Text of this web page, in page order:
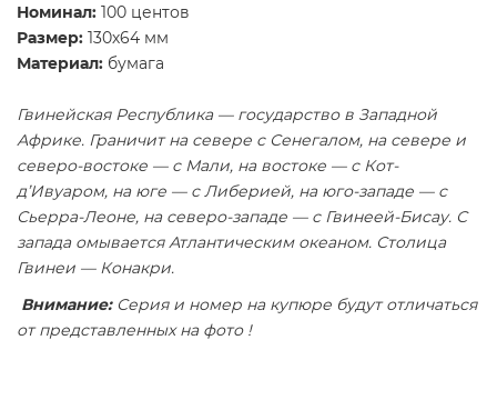
Номинал: 100 центов
Размер: 130х64 мм
Материал: бумага
Гвинейская Республика — государство в Западной
Африке. Граничит на севере с Сенегалом, на севере и
северо-востоке — с Мали, на востоке — с Кот-
д’Ивуаром, на юге — с Либерией, на юго-западе — с
Сьерра-Леоне, на северо-западе — с Гвинеей-Бисау. С
запада омывается Атлантическим океаном. Столица
Гвинеи — Конакри.
Внимание:Серия и номер на купюре будут отличаться
от представленных на фото !